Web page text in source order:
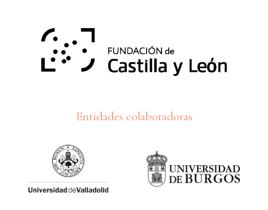
Entidades colaboradoras